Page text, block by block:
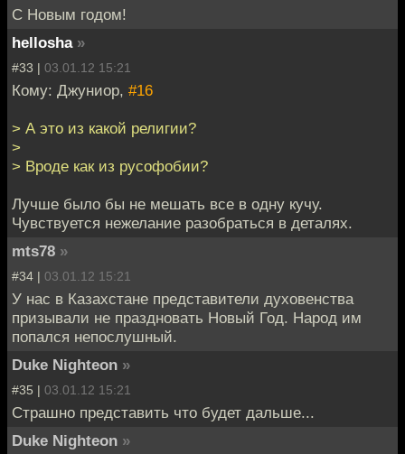
С Новым годом!
hellosha »
#33 | 03.01.12 15:21
Кому: Джуниор, #16
> А это из какой религии?
>
> Вроде как из русофобии?
Лучше было бы не мешать все в одну кучу.
Чувствуется нежелание разобраться в деталях.
mts78 »
#34 | 03.01.12 15:21
У нас в Казахстане представители духовенства
призывали не праздновать Новый Год. Народ им
попался непослушный.
Duke Nighteon »
#35 | 03.01.12 15:21
Страшно представить что будет дальше...
Duke Nighteon »